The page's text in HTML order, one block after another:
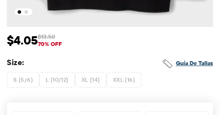
Precio de venta: $4.05
$4.05 Precio original: $13.5
$13.50
70% OFF
Guía De Tallas
Size:
S (5/6) L (10/12) XL (14) XXL (16)